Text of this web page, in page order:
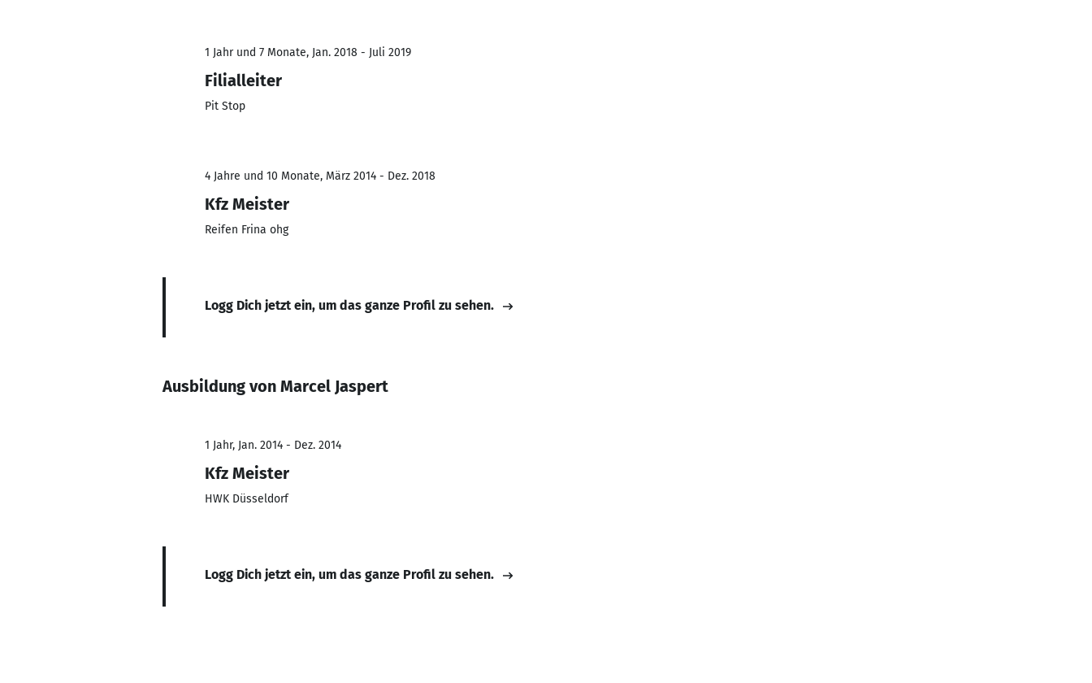
1 Jahr und 7 Monate, Jan. 2018 - Juli 2019
Filialleiter
Pit Stop
4 Jahre und 10 Monate, März 2014 - Dez. 2018
Kfz Meister
Reifen Frina ohg
Logg Dich jetzt ein, um das ganze Profil zu sehen.
Ausbildung von Marcel Jaspert
1 Jahr, Jan. 2014 - Dez. 2014
Kfz Meister
HWK Düsseldorf
Logg Dich jetzt ein, um das ganze Profil zu sehen.